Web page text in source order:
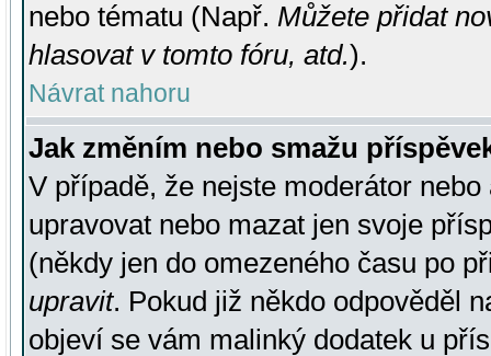
nebo tématu (Např. Můžete přidat
hlasovat v tomto fóru, atd.).
Návrat nahoru
Jak změním nebo smažu
V případě, že nejste moderátor
upravovat nebo mazat jen svoje
(někdy jen do omezeného času po
upravit. Pokud již někdo odpověděl
objeví se vám malinký dodatek u